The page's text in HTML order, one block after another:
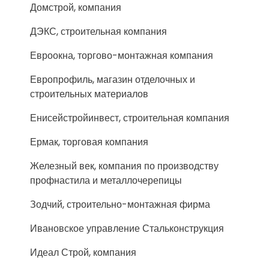
Домстрой, компания
ДЭКС, строительная компания
Евроокна, торгово-монтажная компания
Европрофиль, магазин отделочных и
строительных материалов
Енисейстройинвест, строительная компания
Ермак, торговая компания
Железный век, компания по производству
профнастила и металлочерепицы
Зодчий, строительно-монтажная фирма
Ивановское управление Стальконструкция
Идеал Строй, компания